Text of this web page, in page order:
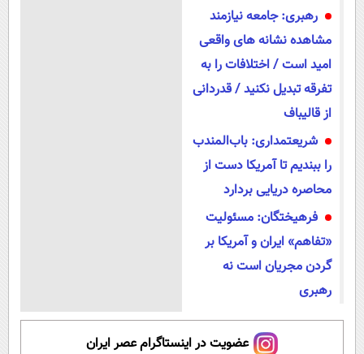
رهبری: جامعه نیازمند
مشاهده نشانه های واقعی
امید است / اختلافات را به
تفرقه تبدیل نکنید / قدردانی
از قالیباف
شریعتمداری: باب‌المندب
را ببندیم تا آمریکا دست از
محاصره دریایی بردارد
فرهیختگان: مسئولیت
«تفاهم» ایران و آمریکا بر
گردن مجریان است نه
رهبری
عضویت در اینستاگرام عصر ایران